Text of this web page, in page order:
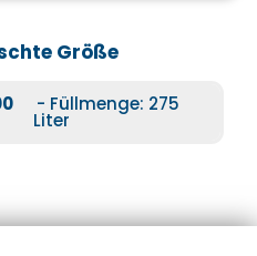
Größe
- Füllmenge: 275
Liter